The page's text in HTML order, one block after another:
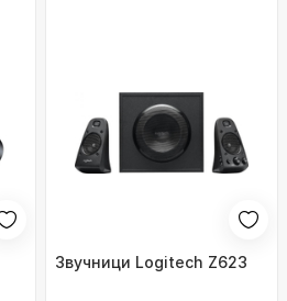
Звучници Logitech Z623